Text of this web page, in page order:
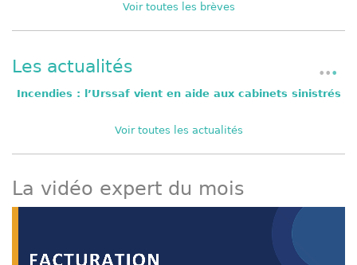
Voir toutes les brèves
Les actualités
Incendies : l’Urssaf vient en aide aux cabinets sinistrés
Voir toutes les actualités
La vidéo expert du mois